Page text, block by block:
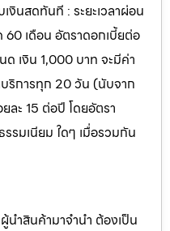
งินสดทันที : ระยะเวลาผ่อน
60 เดือน อัตราดอกเบี้ยต่อ
เงิน 1,000 บาท จะมีค่า
ริการทุก 20 วัน (นับจาก
ละ 15 ต่อปี โดยอัตรา
รมเนียม ใดๆ เมื่อรวมกัน
นำสินค้ามาจำนำ ต้องเป็น